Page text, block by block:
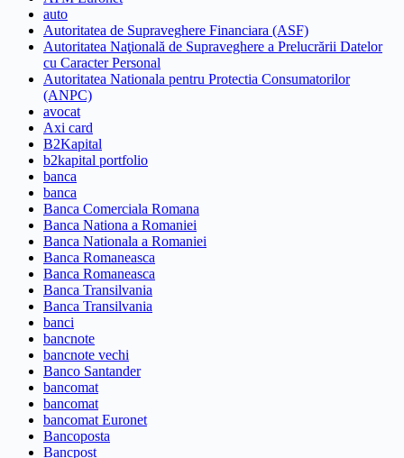
auto
Autoritatea de Supraveghere Financiara (ASF)
Autoritatea Naţională de Supraveghere a Prelucrării Datelor
cu Caracter Personal
Autoritatea Nationala pentru Protectia Consumatorilor
(ANPC)
avocat
Axi card
B2Kapital
b2kapital portfolio
banca
banca
Banca Comerciala Romana
Banca Nationa a Romaniei
Banca Nationala a Romaniei
Banca Romaneasca
Banca Romaneasca
Banca Transilvania
Banca Transilvania
banci
bancnote
bancnote vechi
Banco Santander
bancomat
bancomat
bancomat Euronet
Bancoposta
Bancpost